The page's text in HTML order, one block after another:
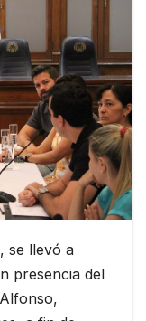
se llevó a
presencia del